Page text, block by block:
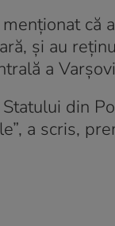
că
și au
a
din
a scris,